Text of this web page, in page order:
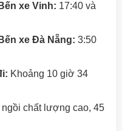
xe Vinh: 17:40 và
xe Đà Nẵng: 3:50
Khoảng 10 giờ 34
ngồi chất lượng cao, 45